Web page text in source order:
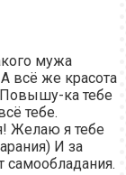
мужа
всё же красота
Повышу-ка тебе
тебе.
Желаю я тебе
И за
самообладания.